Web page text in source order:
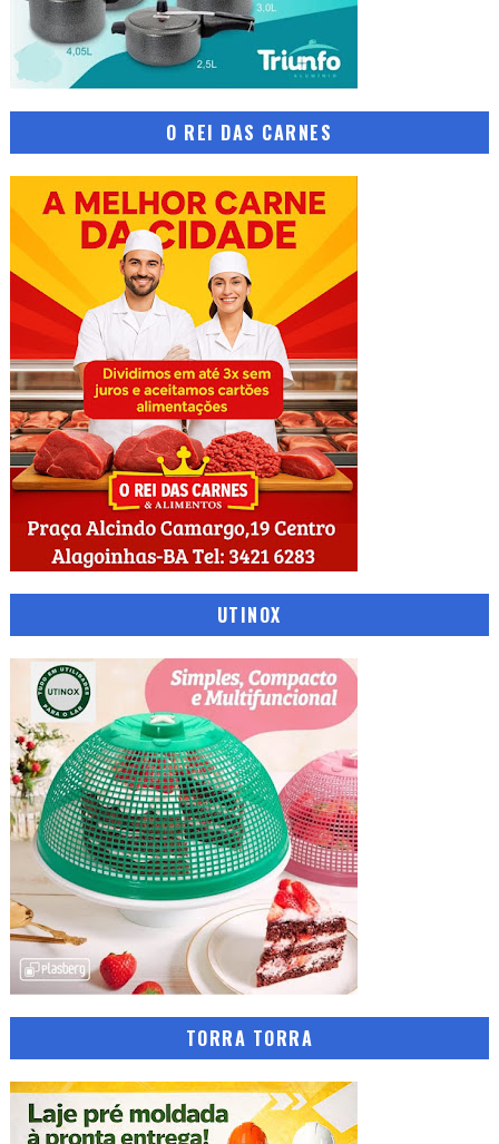
O REI DAS CARNES
UTINOX
TORRA TORRA